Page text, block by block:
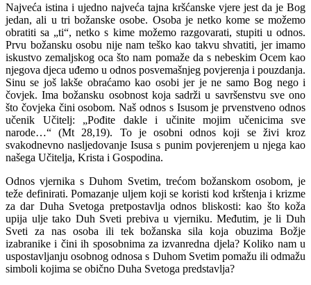
Najveća istina i ujedno najveća tajna kršćanske vjere jest da je Bog
jedan, ali u tri božanske osobe. Osoba je netko kome se možemo
obratiti sa „ti“, netko s kime možemo razgovarati, stupiti u odnos.
Prvu božansku osobu nije nam teško kao takvu shvatiti, jer imamo
iskustvo zemaljskog oca što nam pomaže da s nebeskim Ocem kao
njegova djeca uđemo u odnos posvemašnjeg povjerenja i pouzdanja.
Sinu se još lakše obraćamo kao osobi jer je ne samo Bog nego i
čovjek. Ima božansku osobnost koja sadrži u savršenstvu sve ono
što čovjeka čini osobom. Naš odnos s Isusom je prvenstveno odnos
učenik Učitelj: „Pođite dakle i učinite mojim učenicima sve
narode…“ (Mt 28,19). To je osobni odnos koji se živi kroz
svakodnevno nasljedovanje Isusa s punim povjerenjem u njega kao
našega Učitelja, Krista i Gospodina.
Odnos vjernika s Duhom Svetim, trećom božanskom osobom, je
teže definirati. Pomazanje uljem koji se koristi kod krštenja i krizme
za dar Duha Svetoga pretpostavlja odnos bliskosti: kao što koža
upija ulje tako Duh Sveti prebiva u vjerniku. Međutim, je li Duh
Sveti za nas osoba ili tek božanska sila koja obuzima Božje
izabranike i čini ih sposobnima za izvanredna djela? Koliko nam u
uspostavljanju osobnog odnosa s Duhom Svetim pomažu ili odmažu
simboli kojima se obično Duha Svetoga predstavlja?